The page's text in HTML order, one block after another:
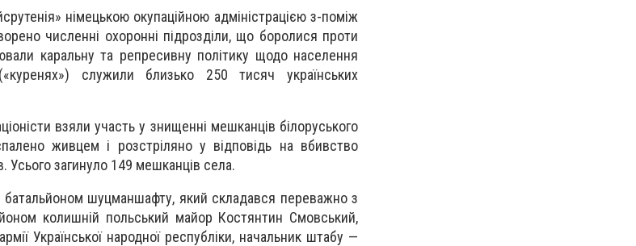
німецькою окупаційною адміністрацією з-поміж
численні охоронні підрозділи, що боролися проти
каральну та репресивну політику щодо населення
служили близько 250 тисяч українських
взяли участь у знищенні мешканців білоруського
живцем і розстріляно у відповідь на вбивство
Усього загинуло 149 мешканців села.
шуцманшафту, який складався переважно з
колишній польський майор Костянтин Смовський,
Української народної республіки, начальник штабу —